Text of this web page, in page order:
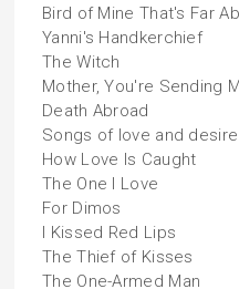
Bird of Mine That's Far
Yanni's Handkerchief
The Witch
Mother, You're Sending
Death Abroad
Songs of love and desire
How Love Is Caught
The One I Love
For Dimos
I Kissed Red Lips
The Thief of Kisses
The One-Armed Man